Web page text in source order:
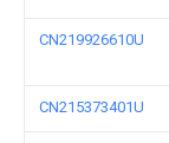
CN219926610U
CN215373401U